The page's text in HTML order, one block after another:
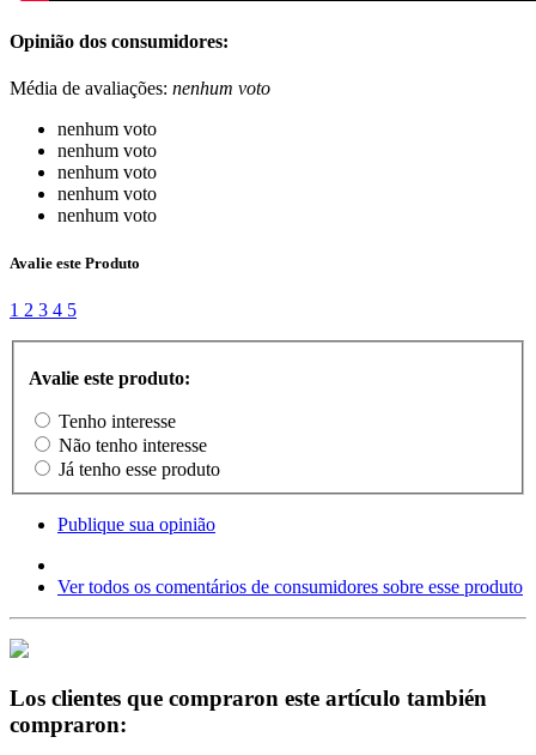
Opinião dos consumidores:
Média de avaliações: nenhum voto
nenhum voto
nenhum voto
nenhum voto
nenhum voto
nenhum voto
Avalie este Produto
1 2 3 4 5
Avalie este produto:
Tenho interesse
Não tenho interesse
Já tenho esse produto
Publique sua opinião
Ver todos os comentários de consumidores sobre esse produto
Los clientes que compraron este artículo también
compraron: